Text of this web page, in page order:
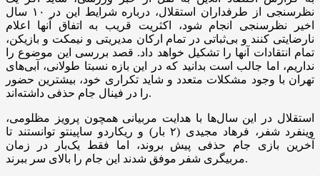
نظرسنجی از طرفداران استقلال، درباره شرایط این در ۱۰ سال
اخیر نظرسنجی انجام شود، اکثریت قریب به اتفاق آنها اعلام
نارضایتی کنند و بی‌ثباتی در تمام ارکان مدیریتی و نیمکت و بازیکن،
تمام انتقادات آنها را تشکیل خواهد داد. قصد بررسی این موضوع را
نداریم، اما جالب است بدانید که در این بازه نسبتا طولانی، آبی‌های
تهران با وجود مشکلات متعدد و شاید تکراری خود، بیشترین حضور
را در فینال جام حذفی داشته‌اند.
استقلال در این سال‌ها با هدایت مربیانی همچون پرویز مظلومی،
وینفرد شفر، فرهاد مجیدی (۲ بار) و ریکاردو ساپینتو توانستند تا
آخرین بازی جام حذفی پیش بروند، اما فقط یک‌بار در زمان
مربیگری شفر موفق شدند این جام را بالای سر ببرند.